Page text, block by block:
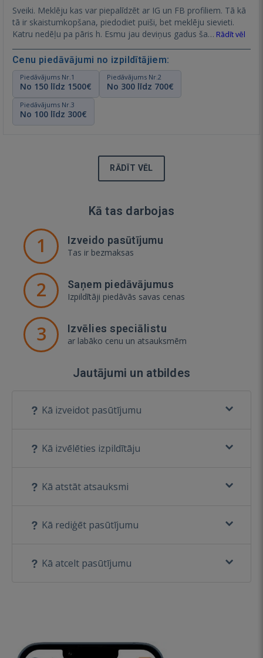
Sveiki. Meklēju kas var piepalīdzēt ar IG un FB profiliem. Tā kā
tā ir skaistumkopšana, piedodiet puiši, bet meklēju sievieti.
Katru nedēļu pa pāris h. Esmu jau deviņus gadus ša… Rādīt vēl
Cenu piedāvājumi no izpildītājiem:
Piedāvājums Nr.1
No 150 līdz 1500€
Piedāvājums Nr.2
No 300 līdz 700€
Piedāvājums Nr.3
No 100 līdz 300€
RĀDĪT VĒL
Kā tas darbojas
1 Izveido pasūtījumu
Tas ir bezmaksas
2 Saņem piedāvājumus
Izpildītāji piedāvās savas cenas
3 Izvēlies speciālistu
ar labāko cenu un atsauksmēm
Jautājumi un atbildes
Kā izveidot pasūtījumu
Kā izvēlēties izpildītāju
Kā atstāt atsauksmi
Kā rediģēt pasūtījumu
Kā atcelt pasūtījumu